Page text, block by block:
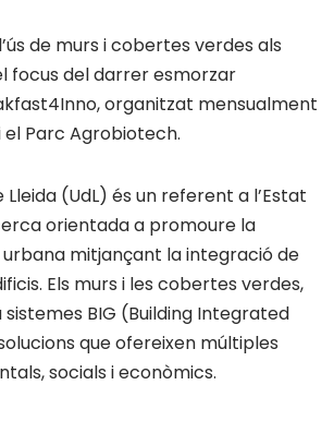
de murs i cobertes verdes als
focus del darrer esmorzar
organitzat mensualment
Parc Agrobiotech.
Lleida (UdL) és un referent a l’Estat
orientada a promoure la
mitjançant la integració de
Els murs i les cobertes verdes,
BIG (Building Integrated
que ofereixen múltiples
socials i econòmics.